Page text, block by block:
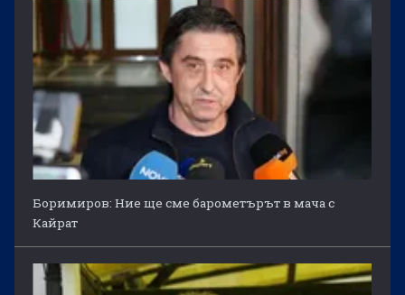
Боримиров: Ние ще сме барометърът в мача с
Кайрат